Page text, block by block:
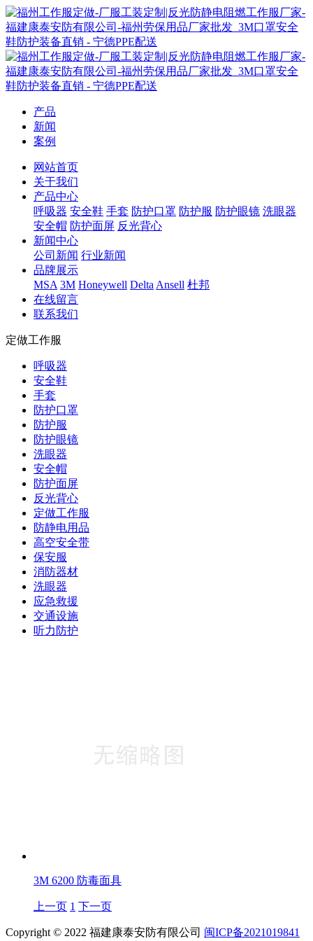
产品
新闻
案例
网站首页
关于我们
产品中心
呼吸器 安全鞋 手套 防护口罩 防护服 防护眼镜 洗眼器
安全帽 防护面屏 反光背心
新闻中心
公司新闻 行业新闻
品牌展示
MSA 3M Honeywell Delta Ansell 杜邦
在线留言
联系我们
定做工作服
呼吸器
安全鞋
手套
防护口罩
防护服
防护眼镜
洗眼器
安全帽
防护面屏
反光背心
定做工作服
防静电用品
高空安全带
保安服
消防器材
洗眼器
应急救援
交通设施
听力防护
3M 6200 防毒面具
上一页 1 下一页
Copyright © 2022 福建康泰安防有限公司 闽ICP备2021019841